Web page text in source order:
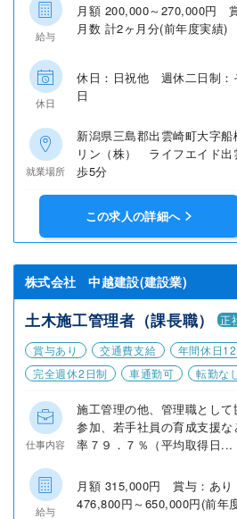
給与
月額 200,000～270,000
月数 計2ヶ月分(前年度実績)
休日
休日：日祝他 週休二日制
日
就業場所
新潟県三島郡出雲崎町大字
リン（株） ライフエイド
歩5分
この求人の詳細へ
株式会社 中越建設(建設業)
土木施工管理者（課長職）
正
賞与あり
交通費支給 年間休日
完全週休2日制
車通勤可 転勤な
仕事内容
施工管理の他、管理職とし
参加、若手社員の育成支援
率７９．７％（平均取得日...
給与
月額 315,000円 賞与：あ
476,800円～650,000円(前年